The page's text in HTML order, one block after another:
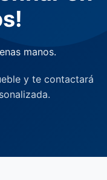
manos.
y te contactará